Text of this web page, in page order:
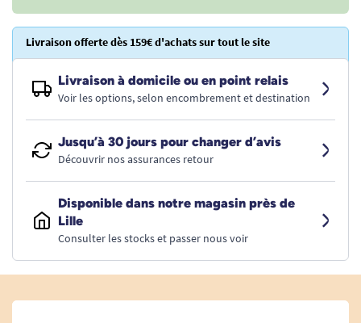
Livraison offerte dès 159€ d'achats sur tout le site
Livraison à domicile ou en point relais
Voir les options, selon encombrement et destination
Jusqu’à 30 jours pour changer d’avis
Découvrir nos assurances retour
Disponible dans notre magasin près de
Lille
Consulter les stocks et passer nous voir